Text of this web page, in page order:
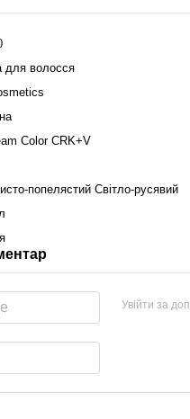
для волосся
Color CRK+V
попелястий Світло-русявий
Увійти за